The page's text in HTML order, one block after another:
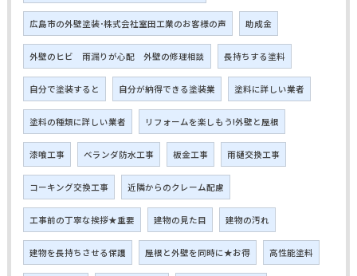
広島市の外壁塗装･株式会社室田工業のお客様の声 助成金
外壁のヒビ 雨漏りが心配 外壁の修理相談 長持ちする塗料
自分で塗装すると 自分が納得できる塗装業 塗料に詳しい業者
塗料の種類に詳しい業者 リフォームを楽しもう!外壁と屋根
漆喰工事 ベランダ防水工事 板金工事 雨樋交換工事
コーキング交換工事 近隣からのクレーム配慮
工事前の丁寧な挨拶★重要 建物の見た目 建物の汚れ
建物を長持ちさせる保護 屋根と外壁を同時に★お得 高性能塗料